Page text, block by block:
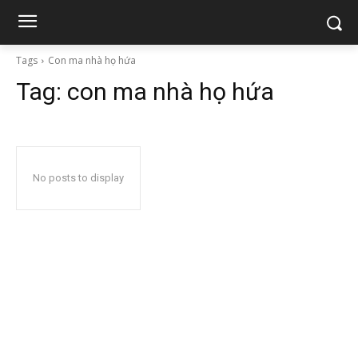
Tags Con ma nhà họ hứa
Tag: con ma nhà họ hứa
No posts to display